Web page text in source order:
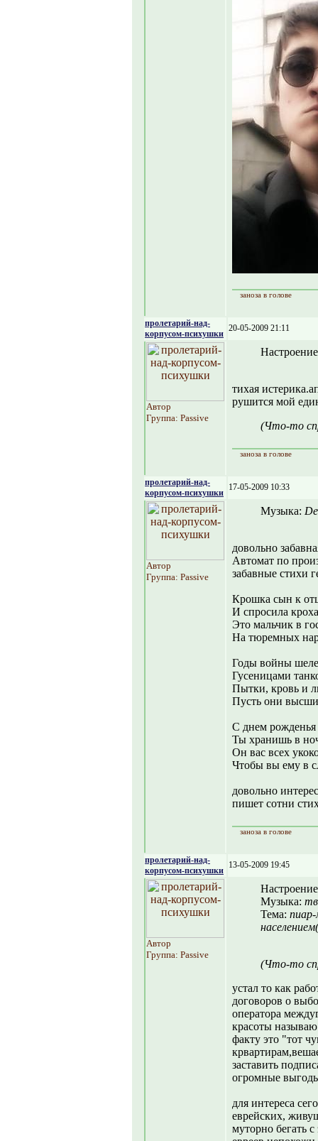
заноза в голове
пролетарий-над-
корпусом-психушки
20-05-2009 21:11
Автор
Группа: Passive
тихая
рушится мой
(Что-то
заноза в голове
пролетарий-над-
корпусом-психушки
17-05-2009 10:33
Автор
Группа: Passive
Музыка:
довольно
Автомат по
забавные стихи
Крошка сын к
И спросила кроха
Это мальчик в
На тюремных
Годы войны
Гусеницами
Пытки, кровь и
Пусть они
С днем рожденья
Ты хранишь в
Он вас всех
Чтобы вы ему в
довольно
пишет сотни
заноза в голове
пролетарий-над-
корпусом-психушки
13-05-2009 19:45
Автор
Группа: Passive
Музыка: тв
Тема:
(Что-то
устал то как
договоров о
оператора
красоты
факту это "тот
заставить
огромные
для интереса
еврейских,
муторно бегать